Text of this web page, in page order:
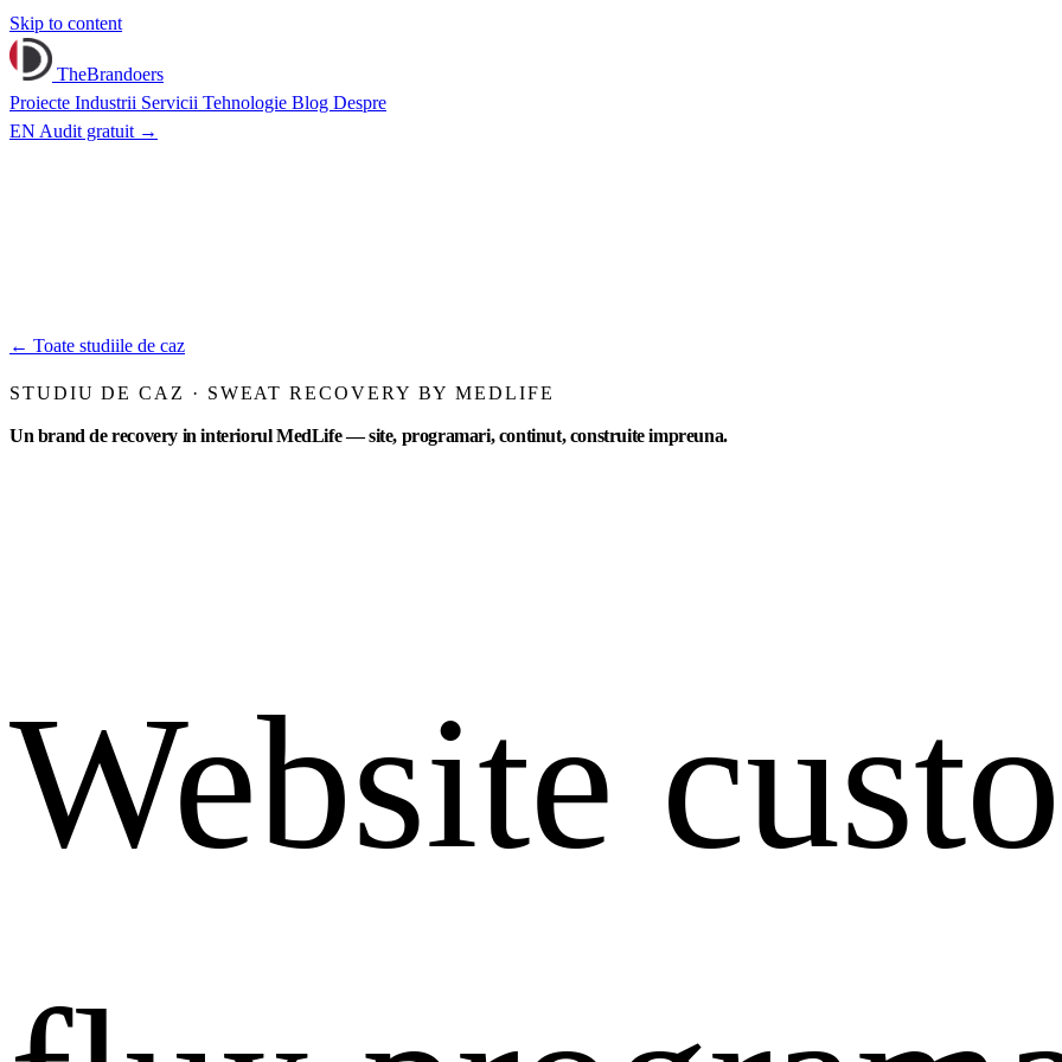
Skip to content
TheBrandoers
Proiecte Industrii Servicii Tehnologie Blog Despre
EN Audit gratuit →
← Toate studiile de caz
STUDIU DE CAZ · SWEAT RECOVERY BY MEDLIFE
Un brand de recovery in interiorul MedLife — site, programari, continut, construite impreuna.
Website